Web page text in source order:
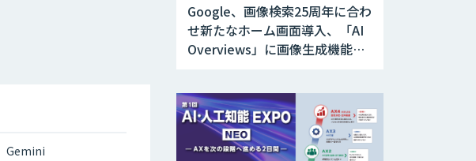
Gemini
Google、画像検索25周年に合わ
せ新たなホーム画面導入、「AI
Overviews」に画像生成機能を